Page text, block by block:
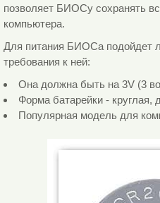
позволяет БИОСу сохранять
компьютера.
Для питания БИОСа подойдет
требования к ней:
Она должна быть на 3V (3
Форма батарейки - круглая,
Популярная модель для